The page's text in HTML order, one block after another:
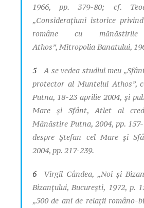
1966, pp. 379-80; cf.
„Consideraţiuni istorice
române cu
Athos”, Mitropolia Banatului,
5A se vedea studiul meu
protector al Muntelui Athos”,
Putna, 18-23 aprilie 2004, şi
Mare şi Sfânt, Atlet al
Mănăstire Putna, 2004, pp.
despre Ştefan cel Mare şi
2004, pp. 217-239.
6 Virgil Cândea, „Noi şi
Bizanţului, Bucureşti, 1972, p.
„500 de ani de relaţii româno-